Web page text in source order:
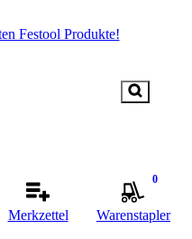
Festool Produkte!
Merkzettel
0
Warenstapler